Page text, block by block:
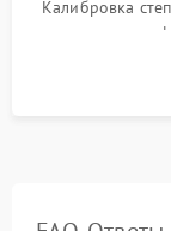
Калибровка
плотности
качества